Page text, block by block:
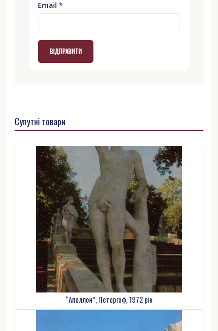
Email *
Супутні товари
“Аполлон”, Петергоф, 1972 рік